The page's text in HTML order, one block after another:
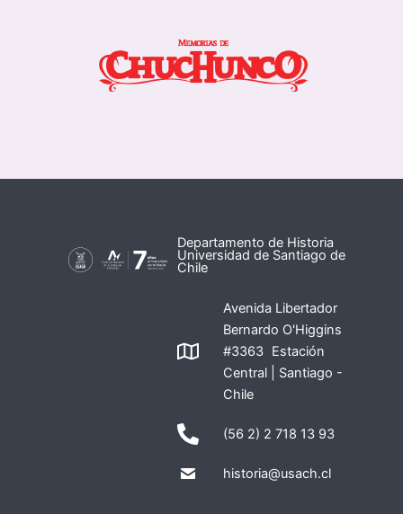
Departamento de Historia
Universidad de Santiago de
Chile
Avenida Libertador
Bernardo O'Higgins
#3363 Estación
Central | Santiago -
Chile
(56 2) 2 718 13 93
historia@usach.cl